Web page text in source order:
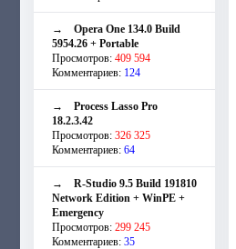
→ Opera One 134.0 Build
5954.26 + Portable
Просмотров: 409 594
Комментариев: 124
→ Process Lasso Pro
18.2.3.42
Просмотров: 326 325
Комментариев: 64
→ R-Studio 9.5 Build 191810
Network Edition + WinPE +
Emergency
Просмотров: 299 245
Комментариев: 35